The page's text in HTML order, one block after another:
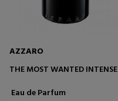
AZZARO
THE MOST WANTED INTENSE
Eau de Parfum